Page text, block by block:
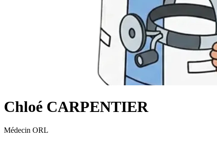
Chloé CARPENTIER
Médecin ORL